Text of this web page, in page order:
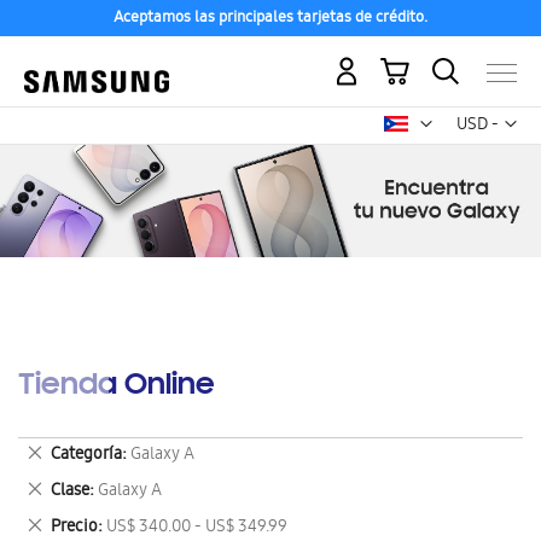
Aceptamos las principales tarjetas de crédito.
USD -
dólar
Mi carrito
Tienda Online
Categoría Galaxy A
Eliminar
este
artículo
Clase Galaxy A
Eliminar
este
Precio US$ 340.00 - US$ 349.99
Eliminar